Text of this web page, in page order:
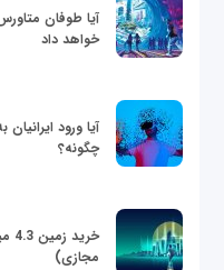
آیا طوفان
خواهد داد
آیا ورود
چگونه؟
مجازی)